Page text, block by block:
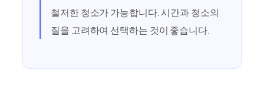
철저한 청소가 가능합니다. 시간과 청소의
질을 고려하여 선택하는 것이 좋습니다.